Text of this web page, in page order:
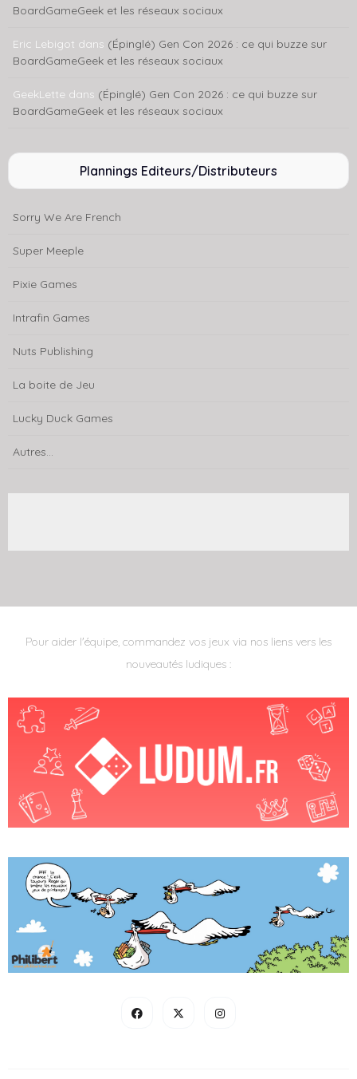
BoardGameGeek et les réseaux sociaux
Eric Lebigot dans (Épinglé) Gen Con 2026 : ce qui buzze sur
BoardGameGeek et les réseaux sociaux
GeekLette dans (Épinglé) Gen Con 2026 : ce qui buzze sur
BoardGameGeek et les réseaux sociaux
Plannings Editeurs/Distributeurs
Sorry We Are French
Super Meeple
Pixie Games
Intrafin Games
Nuts Publishing
La boite de Jeu
Lucky Duck Games
Autres...
Pour aider l'équipe, commandez vos jeux via nos liens vers les
nouveautés ludiques :